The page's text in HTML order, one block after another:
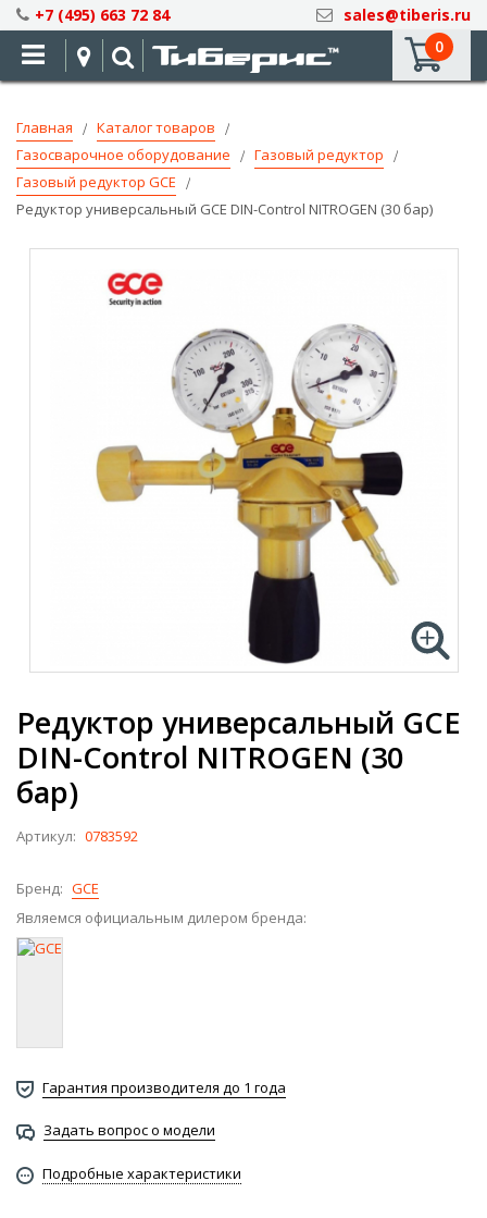
Skip
to
Content
+7 (495) 663 72 84
sales@tiberis.ru
0
Главная
Каталог товаров
Газосварочное оборудование
Газовый редуктор
Газовый редуктор GCE
Редуктор универсальный GCE DIN-Control NITROGEN (30 бар)
Редуктор универсальный GCE
DIN-Control NITROGEN (30
бар)
Артикул: 0783592
Бренд: GCE
Являемся официальным дилером бренда:
Гарантия производителя до 1 года
Задать вопрос о модели
Подробные характеристики